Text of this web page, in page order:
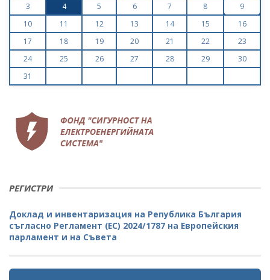
3
4 5 6 7 8
9
10
11 12 13 14 15
16
17
18 19 20 21 22
23
24
25 26 27 28 29
30
31
РЕГИСТРИ
Доклад и инвентаризация на Република България
съгласно Регламент (ЕС) 2024/1787 на Европейския
парламент и на Съвета